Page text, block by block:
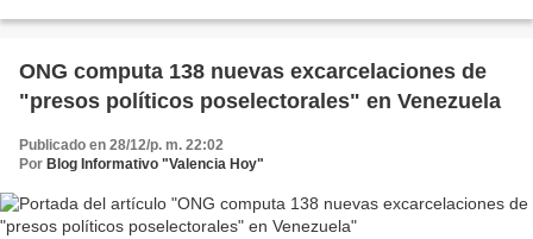
ONG computa 138 nuevas excarcelaciones de
"presos políticos poselectorales" en Venezuela
Publicado en 28/12/p. m. 22:02
Por Blog Informativo "Valencia Hoy"